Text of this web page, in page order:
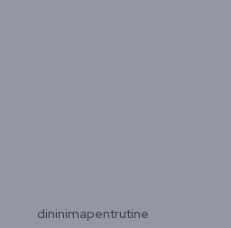
dininimapentrutine